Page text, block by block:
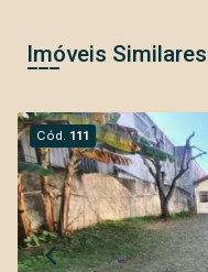
Imóveis Similares
Cód. 111